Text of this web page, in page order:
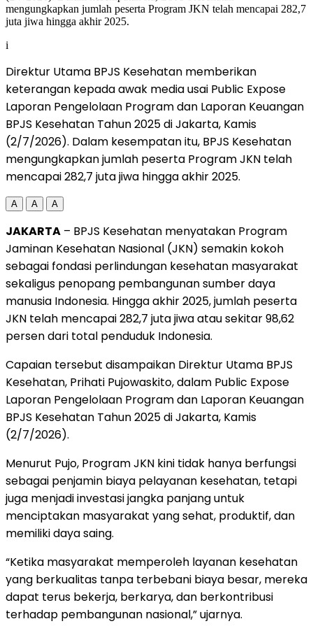
i
Direktur Utama BPJS Kesehatan memberikan
keterangan kepada awak media usai Public Expose
Laporan Pengelolaan Program dan Laporan Keuangan
BPJS Kesehatan Tahun 2025 di Jakarta, Kamis
(2/7/2026). Dalam kesempatan itu, BPJS Kesehatan
mengungkapkan jumlah peserta Program JKN telah
mencapai 282,7 juta jiwa hingga akhir 2025.
A A A
JAKARTA – BPJS Kesehatan menyatakan Program
Jaminan Kesehatan Nasional (JKN) semakin kokoh
sebagai fondasi perlindungan kesehatan masyarakat
sekaligus penopang pembangunan sumber daya
manusia Indonesia. Hingga akhir 2025, jumlah peserta
JKN telah mencapai 282,7 juta jiwa atau sekitar 98,62
persen dari total penduduk Indonesia.
Capaian tersebut disampaikan Direktur Utama BPJS
Kesehatan, Prihati Pujowaskito, dalam Public Expose
Laporan Pengelolaan Program dan Laporan Keuangan
BPJS Kesehatan Tahun 2025 di Jakarta, Kamis
(2/7/2026).
Menurut Pujo, Program JKN kini tidak hanya berfungsi
sebagai penjamin biaya pelayanan kesehatan, tetapi
juga menjadi investasi jangka panjang untuk
menciptakan masyarakat yang sehat, produktif, dan
memiliki daya saing.
“Ketika masyarakat memperoleh layanan kesehatan
yang berkualitas tanpa terbebani biaya besar, mereka
dapat terus bekerja, berkarya, dan berkontribusi
terhadap pembangunan nasional,” ujarnya.